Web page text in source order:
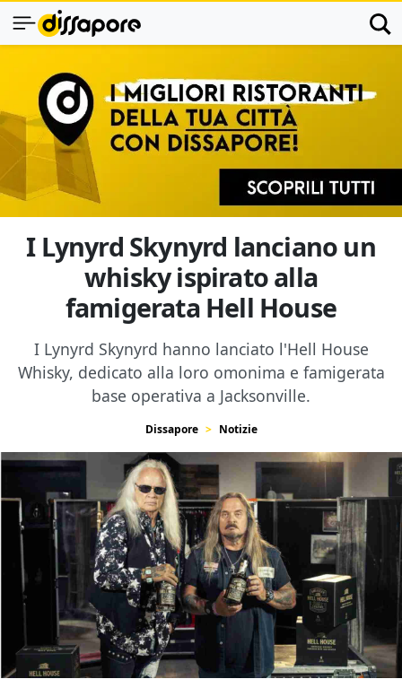
I Lynyrd Skynyrd lanciano un
whisky ispirato alla
famigerata Hell House
I Lynyrd Skynyrd hanno lanciato l'Hell House
Whisky, dedicato alla loro omonima e famigerata
base operativa a Jacksonville.
Dissapore Notizie